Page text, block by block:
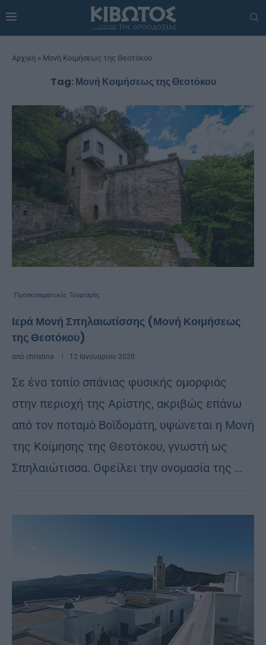
Αρχική » Μονή Κοιμήσεως της Θεοτόκου
Tag:Μονή Κοιμήσεως της Θεοτόκου
Προσκυνηματικός Τουρισμός
Ιερά Μονή Σπηλαιωτίσσης (Μονή Κοιμήσεως
της Θεοτόκου)
από christina 12 Ιανουαρίου 2020
Σε ένα τοπίο σπάνιας φυσικής ομορφιάς
στην περιοχή της Αρίστης, ακριβώς επάνω
από τον ποταμό Βοϊδομάτη, υψώνεται η Μονή
της Κοίμησης της Θεοτόκου, γνωστή ως
Σπηλαιώτισσα. Οφείλει την ονομασία της …